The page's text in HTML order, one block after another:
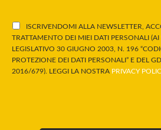
ISCRIVENDOMI ALLA NEWSLETTER,
TRATTAMENTO DEI MIEI DATI PERSONALI (AI
LEGISLATIVO 30 GIUGNO 2003, N. 196
PROTEZIONE DEI DATI PERSONALI” E DEL
2016/679). LEGGI LA NOSTRA PRIVACY